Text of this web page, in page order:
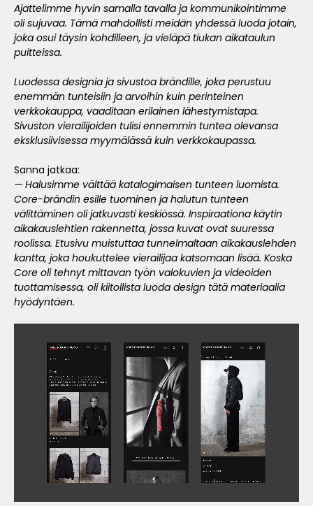
Ajattelimme hyvin samalla tavalla ja kommunikointimme
oli sujuvaa. Tämä mahdollisti meidän yhdessä luoda jotain,
joka osui täysin kohdilleen, ja vieläpä tiukan aikataulun
puitteissa.
Luodessa designia ja sivustoa brändille, joka perustuu
enemmän tunteisiin ja arvoihin kuin perinteinen
verkkokauppa, vaaditaan erilainen lähestymistapa.
Sivuston vierailijoiden tulisi ennemmin tuntea olevansa
eksklusiivisessa myymälässä kuin verkkokaupassa.
Sanna jatkaa:
— Halusimme välttää katalogimaisen tunteen luomista.
Core-brändin esille tuominen ja halutun tunteen
välittäminen oli jatkuvasti keskiössä. Inspiraationa käytin
aikakauslehtien rakennetta, jossa kuvat ovat suuressa
roolissa. Etusivu muistuttaa tunnelmaltaan aikakauslehden
kantta, joka houkuttelee vierailijaa katsomaan lisää. Koska
Core oli tehnyt mittavan työn valokuvien ja videoiden
tuottamisessa, oli kiitollista luoda design tätä materiaalia
hyödyntäen.